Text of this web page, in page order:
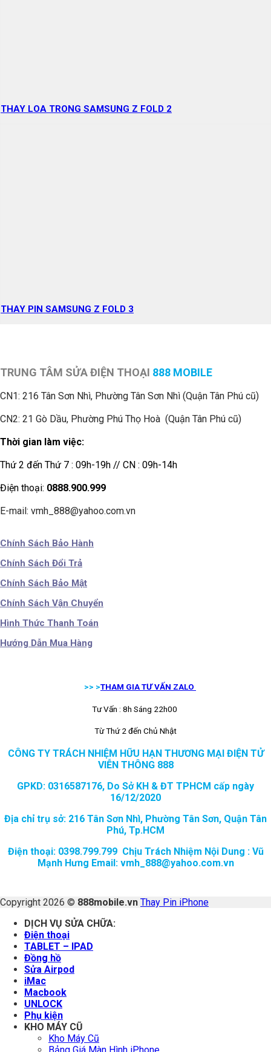
THAY LOA TRONG SAMSUNG Z FOLD 2
THAY PIN SAMSUNG Z FOLD 3
TRUNG TÂM SỬA ĐIỆN THOẠI 888 MOBILE
CN1: 216 Tân Sơn Nhì, Phường Tân Sơn Nhì (Quận Tân Phú cũ)
CN2: 21 Gò Dầu, Phường Phú Thọ Hoà (Quận Tân Phú cũ)
Thời gian làm việc:
Thứ 2 đến Thứ 7 : 09h-19h // CN : 09h-14h
Điện thoại: 0888.900.999
E-mail: vmh_888@yahoo.com.vn
Chính Sách Bảo Hành
Chính Sách Đổi Trả
Chính Sách Bảo Mật
Chính Sách Vận Chuyển
Hình Thức Thanh Toán
Hướng Dẫn Mua Hàng
>> >THAM GIA TƯ VẤN ZALO
Tư Vấn : 8h Sáng 22h00
Từ Thứ 2 đến Chủ Nhật
CÔNG TY TRÁCH NHIỆM HỮU HẠN THƯƠNG MẠI ĐIỆN TỬ
VIỄN THÔNG 888
GPKD: 0316587176, Do Sở KH & ĐT TPHCM cấp ngày
16/12/2020
Địa chỉ trụ sở: 216 Tân Sơn Nhì, Phường Tân Sơn, Quận Tân
Phú, Tp.HCM
Điện thoại: 0398.799.799 Chịu Trách Nhiệm Nội Dung : Vũ
Mạnh Hưng Email: vmh_888@yahoo.com.vn
Copyright 2026 © 888mobile.vn Thay Pin iPhone
DỊCH VỤ SỬA CHỮA:
Điện thoại
TABLET – IPAD
Đồng hồ
Sửa Airpod
iMac
Macbook
UNLOCK
Phụ kiện
KHO MÁY CŨ
Kho Máy Cũ